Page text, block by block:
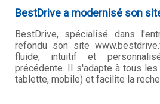
BestDrive a modernisé son
BestDrive, spécialisé dans
refondu son site
fluide, intuitif et
précédente. Il s'adapte à tous les
tablette, mobile) et facilite la